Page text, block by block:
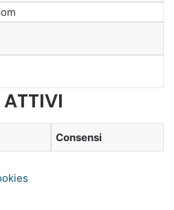
Consensi